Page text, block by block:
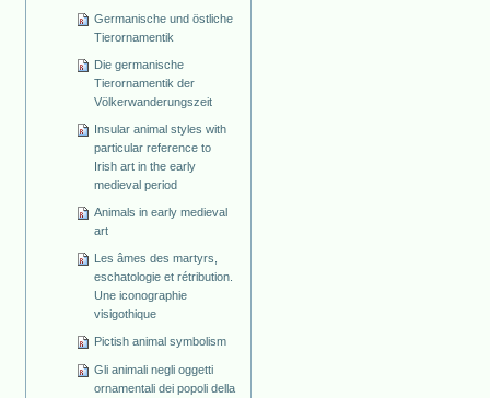
Germanische und östliche
Tierornamentik
Die germanische
Tierornamentik der
Völkerwanderungszeit
Insular animal styles with
particular reference to
Irish art in the early
medieval period
Animals in early medieval
art
Les âmes des martyrs,
eschatologie et rétribution.
Une iconographie
visigothique
Pictish animal symbolism
Gli animali negli oggetti
ornamentali dei popoli della